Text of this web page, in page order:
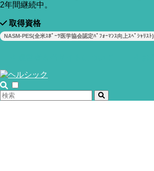
2年間継続中。
取得資格
NASM-PES(全米ｽﾎﾟｰﾂ医学協会認定ﾊﾟﾌｫｰﾏﾝｽ向上ｽﾍﾟｼｬﾘｽﾄ)